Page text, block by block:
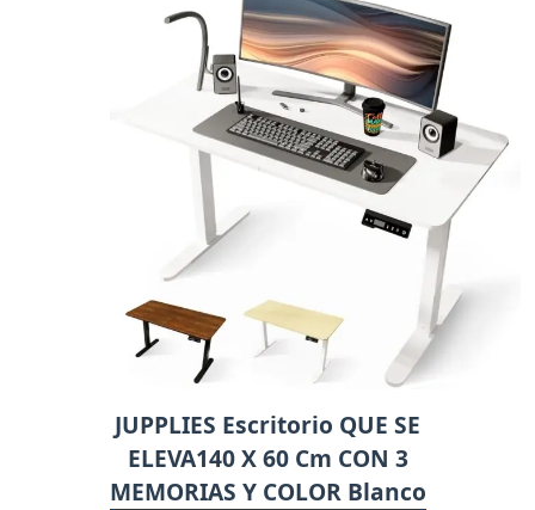
JUPPLIES Escritorio QUE SE
ELEVA140 X 60 Cm CON 3
MEMORIAS Y COLOR Blanco